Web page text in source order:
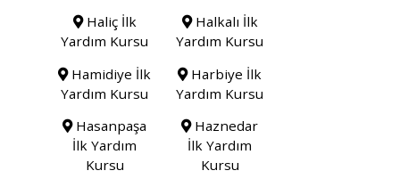
Haliç İlk
Yardım Kursu
Halkalı İlk
Yardım Kursu
Hamidiye İlk
Yardım Kursu
Harbiye İlk
Yardım Kursu
Hasanpaşa
İlk Yardım
Kursu
Haznedar
İlk Yardım
Kursu